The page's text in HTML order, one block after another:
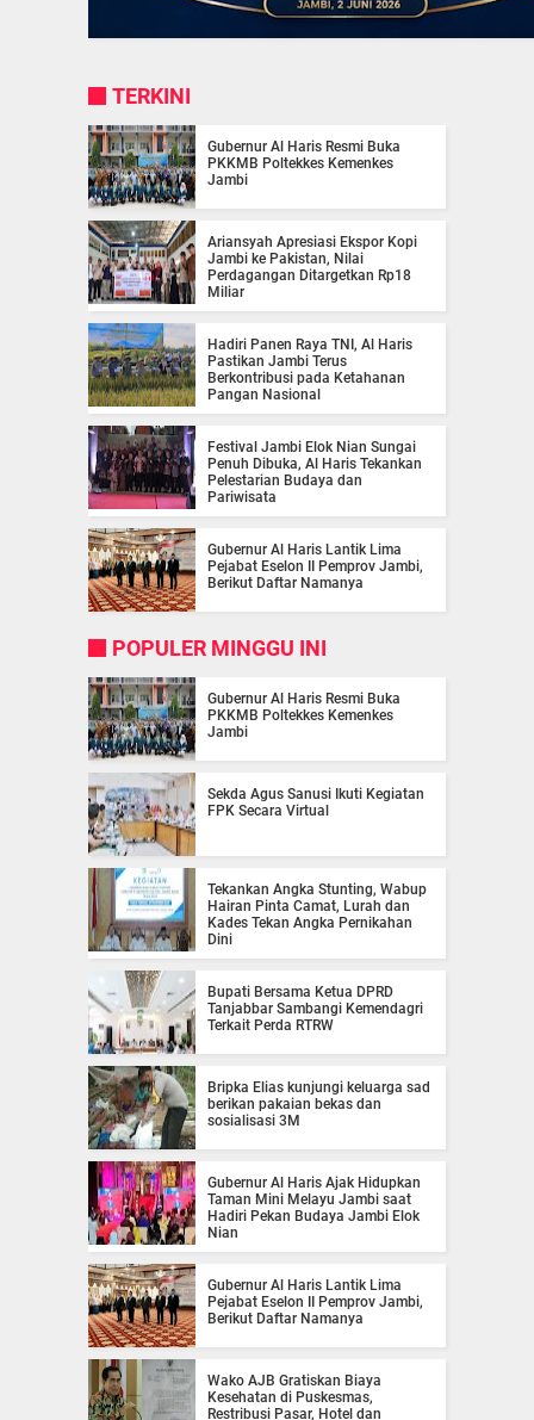
TERKINI
Gubernur Al Haris Resmi Buka
PKKMB Poltekkes Kemenkes
Jambi
Ariansyah Apresiasi Ekspor Kopi
Jambi ke Pakistan, Nilai
Perdagangan Ditargetkan Rp18
Miliar
Hadiri Panen Raya TNI, Al Haris
Pastikan Jambi Terus
Berkontribusi pada Ketahanan
Pangan Nasional
Festival Jambi Elok Nian Sungai
Penuh Dibuka, Al Haris Tekankan
Pelestarian Budaya dan
Pariwisata
Gubernur Al Haris Lantik Lima
Pejabat Eselon II Pemprov Jambi,
Berikut Daftar Namanya
POPULER MINGGU INI
Gubernur Al Haris Resmi Buka
PKKMB Poltekkes Kemenkes
Jambi
Sekda Agus Sanusi Ikuti Kegiatan
FPK Secara Virtual
Tekankan Angka Stunting, Wabup
Hairan Pinta Camat, Lurah dan
Kades Tekan Angka Pernikahan
Dini
Bupati Bersama Ketua DPRD
Tanjabbar Sambangi Kemendagri
Terkait Perda RTRW
Bripka Elias kunjungi keluarga sad
berikan pakaian bekas dan
sosialisasi 3M
Gubernur Al Haris Ajak Hidupkan
Taman Mini Melayu Jambi saat
Hadiri Pekan Budaya Jambi Elok
Nian
Gubernur Al Haris Lantik Lima
Pejabat Eselon II Pemprov Jambi,
Berikut Daftar Namanya
Wako AJB Gratiskan Biaya
Kesehatan di Puskesmas,
Restribusi Pasar, Hotel dan